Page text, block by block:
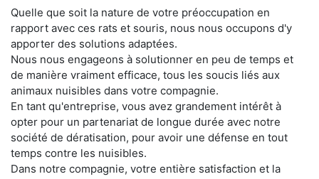
Quelle que soit la nature de votre préoccupation en
rapport avec ces rats et souris, nous nous occupons d'y
apporter des solutions adaptées.
Nous nous engageons à solutionner en peu de temps et
de manière vraiment efficace, tous les soucis liés aux
animaux nuisibles dans votre compagnie.
En tant qu'entreprise, vous avez grandement intérêt à
opter pour un partenariat de longue durée avec notre
société de dératisation, pour avoir une défense en tout
temps contre les nuisibles.
Dans notre compagnie, votre entière satisfaction et la